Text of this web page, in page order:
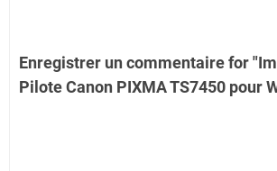
Enregistrer un commentaire for
Pilote Canon PIXMA TS7450 pour